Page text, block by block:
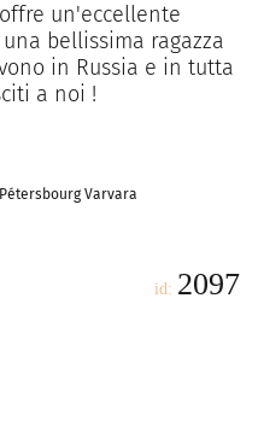
un'eccellente
bellissima ragazza
in Russia e in tutta
a noi !
Varvara
id: 2097